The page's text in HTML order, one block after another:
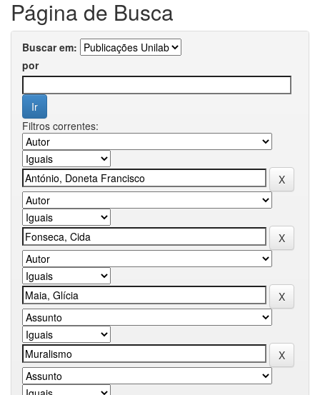
Página de Busca
Buscar em:
por
Filtros correntes: